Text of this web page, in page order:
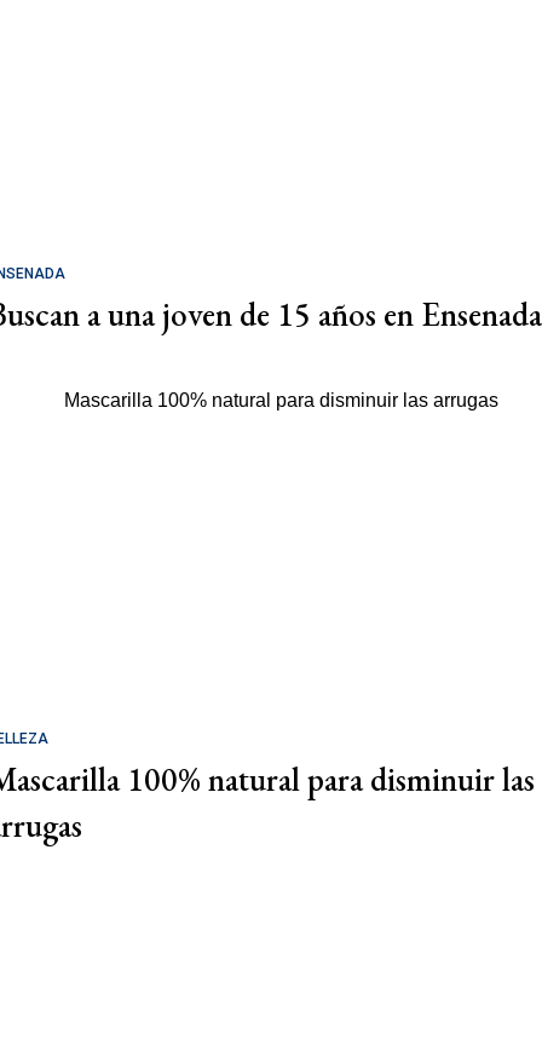
a una joven de 15 años en Ensenada
100% natural para disminuir las